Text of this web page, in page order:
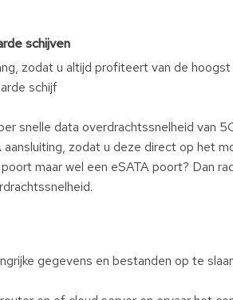
schijven
zodat u altijd profiteert van de hoogst
schijf
snelle data overdrachtssnelheid van
zodat u deze direct op het
maar wel een eSATA poort? Dan
gegevens en bestanden op te